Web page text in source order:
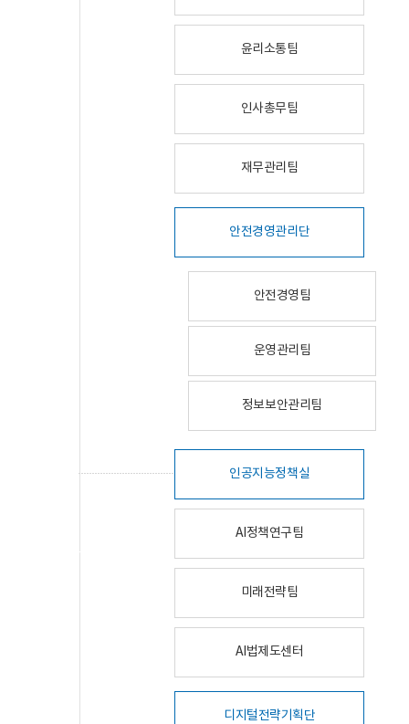
윤리소통팀
인사총무팀
재무관리팀
안전경영관리단
안전경영팀
운영관리팀
정보보안관리팀
인공지능정책실
AI정책연구팀
미래전략팀
AI법제도센터
디지털전략기획단